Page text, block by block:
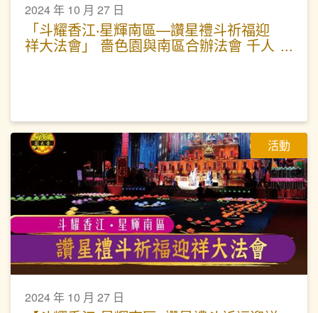
2024 年 10 月 27 日
「斗耀香江‧星輝南區—讚星禮斗祈福迎
祥大法會」 嗇色園與南區合辦法會 千人
活動
2024 年 10 月 27 日